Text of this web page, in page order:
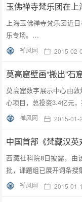
上海玉佛禅寺梵乐团近
乐专场。…
禅风网 2015-02-
莫高窟壁画“搬出”石
莫高窟数字展示中心由
心项目，总投资3.4亿元
禅风网 2015-01-
中国首部《梵藏汉
西藏社科院8日披露，由
批，课题组已展开词条
禅风网 2015-01-